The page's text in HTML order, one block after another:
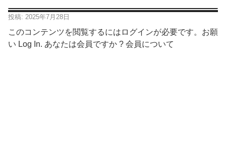
投稿: 2025年7月28日
このコンテンツを閲覧するにはログインが必要です。お願
い Log In. あなたは会員ですか ? 会員について